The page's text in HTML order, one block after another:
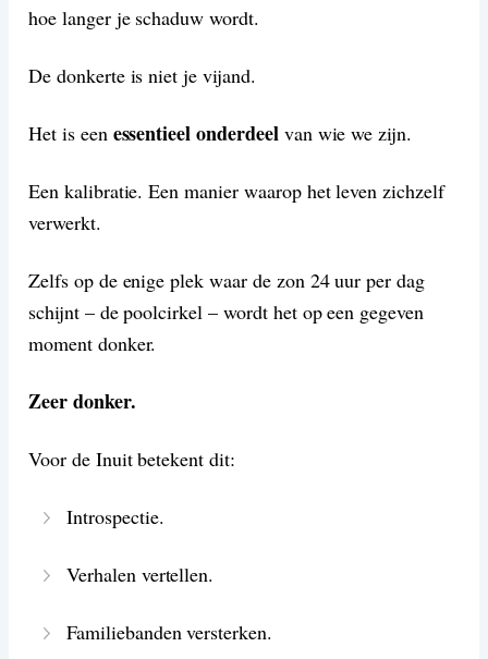
hoe langer je schaduw wordt.
De donkerte is niet je vijand.
Het is een essentieel onderdeel van wie we zijn.
Een kalibratie. Een manier waarop het leven zichzelf
verwerkt.
Zelfs op de enige plek waar de zon 24 uur per dag
schijnt – de poolcirkel – wordt het op een gegeven
moment donker.
Zeer donker.
Voor de Inuit betekent dit:
Introspectie.
Verhalen vertellen.
Familiebanden versterken.